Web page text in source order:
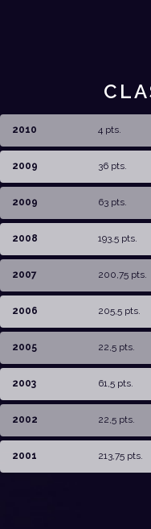
2010 4 pts.
2009 36 pts.
2009 63 pts.
2008 193,5 pts.
2007 200,75 pts.
2006 205,5 pts.
2005 22,5 pts.
2003 61,5 pts.
2002 22,5 pts.
2001 213,75 pts.